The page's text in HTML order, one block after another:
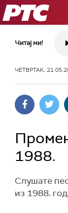
РТС
Читај ми!
ЧЕТВРТАК,
1988.
Слушате
из 1988.